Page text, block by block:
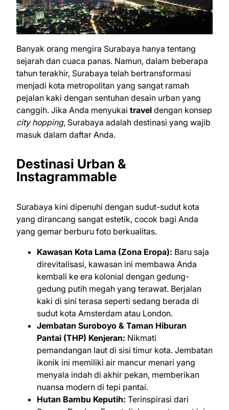
Banyak orang mengira Surabaya hanya tentang
sejarah dan cuaca panas. Namun, dalam beberapa
tahun terakhir, Surabaya telah bertransformasi
menjadi kota metropolitan yang sangat ramah
pejalan kaki dengan sentuhan desain urban yang
canggih. Jika Anda menyukai travel dengan konsep
city hopping, Surabaya adalah destinasi yang wajib
masuk dalam daftar Anda.
Destinasi Urban &
Instagrammable
Surabaya kini dipenuhi dengan sudut-sudut kota
yang dirancang sangat estetik, cocok bagi Anda
yang gemar berburu foto berkualitas.
Kawasan Kota Lama (Zona Eropa): Baru saja
direvitalisasi, kawasan ini membawa Anda
kembali ke era kolonial dengan gedung-
gedung putih megah yang terawat. Berjalan
kaki di sini terasa seperti sedang berada di
sudut kota Amsterdam atau London.
Jembatan Suroboyo & Taman Hiburan
Pantai (THP) Kenjeran: Nikmati
pemandangan laut di sisi timur kota. Jembatan
ikonik ini memiliki air mancur menari yang
menyala indah di akhir pekan, memberikan
nuansa modern di tepi pantai.
Hutan Bambu Keputih: Terinspirasi dari